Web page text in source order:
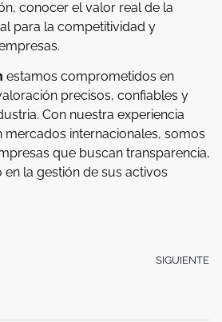
conocer el valor real de la
para la competitividad y
estamos comprometidos en
precisos, confiables y
Con nuestra experiencia
mercados internacionales, somos
que buscan transparencia,
la gestión de sus activos
SIGUIENTE